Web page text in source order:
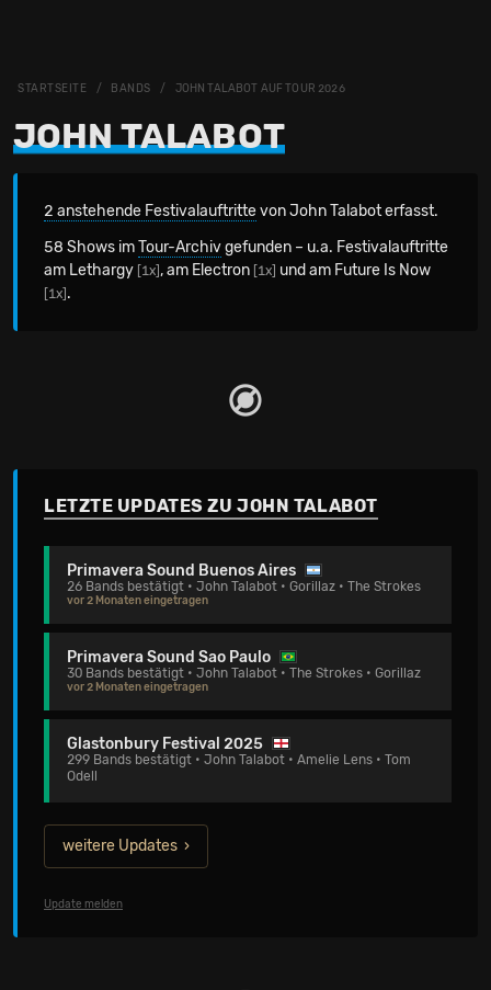
STARTSEITE BANDS JOHN TALABOT AUF TOUR 2026
JOHN TALABOT
2 anstehende Festivalauftrittevon John Talabot erfasst.
58 Shows imTour-Archivgefunden – u.a. Festivalauftritte
am Lethargy [1x] , am Electron [1x] und am Future Is Now
[1x] .
LETZTE UPDATES ZU JOHN TALABOT
Primavera Sound Buenos Aires
26 Bands bestätigt • John Talabot • Gorillaz • The Strokes
vor 2 Monaten eingetragen
Primavera Sound Sao Paulo
30 Bands bestätigt • John Talabot • The Strokes • Gorillaz
vor 2 Monaten eingetragen
Glastonbury Festival 2025
299 Bands bestätigt • John Talabot • Amelie Lens • Tom
Odell
weitere Updates
Update melden